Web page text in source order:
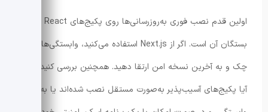
بستگان آن است. اگر از Next.js استفاده می‌کنید، وابستگی‌ها را
چک و به آخرین نسخه امن ارتقا دهید. همچنین بررسی کنید که
آیا پکیج‌های آسیب‌پذیر به‌صورت مستقل نصب شده‌اند یا به‌عنوان